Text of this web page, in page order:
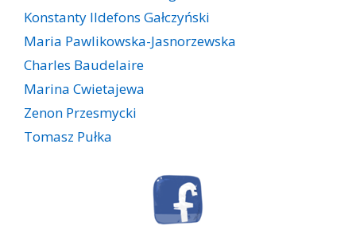
Konstanty Ildefons Gałczyński
Maria Pawlikowska-Jasnorzewska
Charles Baudelaire
Marina Cwietajewa
Zenon Przesmycki
Tomasz Pułka